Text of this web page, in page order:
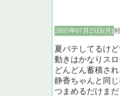
2005年07月25日(月)
夏バテしてるけ
動きはかなりス
どんどん蓄積さ
静香ちゃんと同
つまめるだけま